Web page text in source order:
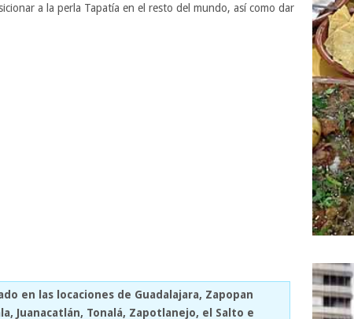
a la perla Tapatía en el resto del mundo, así como dar
en las locaciones de Guadalajara, Zapopan
Juanacatlán, Tonalá, Zapotlanejo, el Salto e